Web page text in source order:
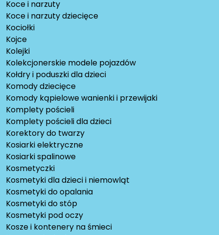
Koce i narzuty
Koce i narzuty dziecięce
Kociołki
Kojce
Kolejki
Kolekcjonerskie modele pojazdów
Kołdry i poduszki dla dzieci
Komody dziecięce
Komody kąpielowe wanienki i przewijaki
Komplety pościeli
Komplety pościeli dla dzieci
Korektory do twarzy
Kosiarki elektryczne
Kosiarki spalinowe
Kosmetyczki
Kosmetyki dla dzieci i niemowląt
Kosmetyki do opalania
Kosmetyki do stóp
Kosmetyki pod oczy
Kosze i kontenery na śmieci